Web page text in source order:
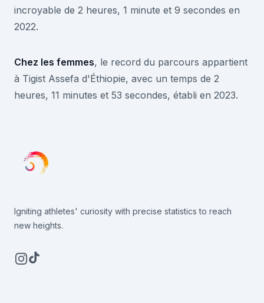
incroyable de 2 heures, 1 minute et 9 secondes en
2022.
Chez les femmes, le record du parcours appartient
à Tigist Assefa d'Éthiopie, avec un temps de 2
heures, 11 minutes et 53 secondes, établi en 2023.
Igniting athletes' curiosity with precise statistics to reach
new heights.
Instagram
TikTok